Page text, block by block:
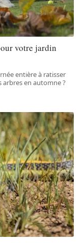
votre jardin
entière à ratisser
arbres en automne ?